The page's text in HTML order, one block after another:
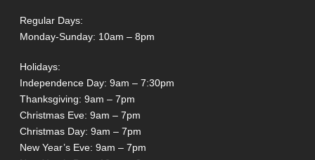
Regular Days:
Monday-Sunday: 10am – 8pm
Holidays:
Independence Day: 9am – 7:30pm
Thanksgiving: 9am – 7pm
Christmas Eve: 9am – 7pm
Christmas Day: 9am – 7pm
New Year’s Eve: 9am – 7pm